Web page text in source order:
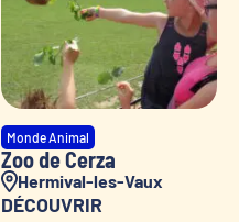
Monde Animal
Zoo de Cerza
Hermival-les-Vaux
DÉCOUVRIR